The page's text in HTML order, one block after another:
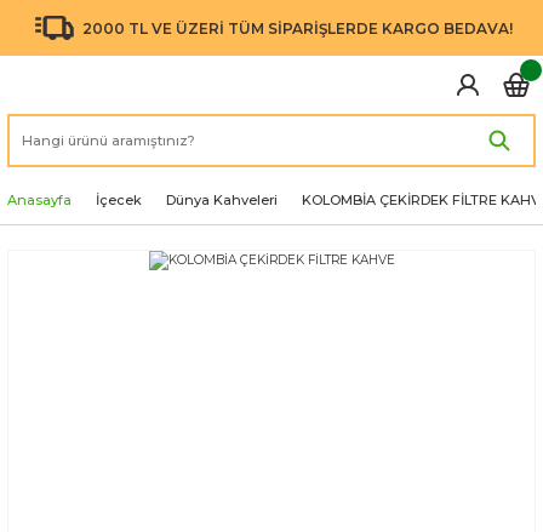
2000 TL VE ÜZERİ TÜM SİPARİŞLERDE KARGO BEDAVA!
Anasayfa İçecek Dünya Kahveleri KOLOMBİA ÇEKİRDEK FİLTRE